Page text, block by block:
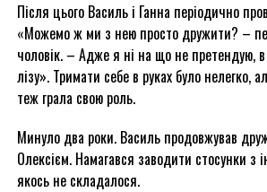
Після цього Василь і Ганна періодично
«Можемо ж ми з нею просто дружити? –
чоловік. – Адже я ні на що не претендую,
лізу». Тримати себе в руках було нелегко,
теж грала свою роль.
Минуло два роки. Василь продовжував
Олексієм. Намагався заводити стосунки з
якось не складалося.